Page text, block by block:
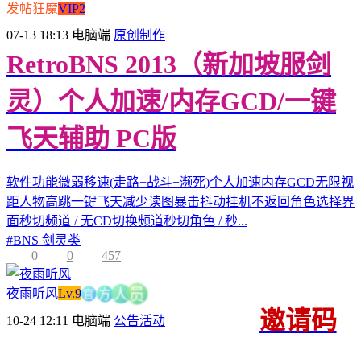
发帖狂魔VIP2
07-13 18:13 电脑端 原创制作
RetroBNS 2013（新加坡服剑
灵）个人加速/内存GCD/一键
飞天辅助 PC版
软件功能微弱移速(走路+战斗+濒死)个人加速内存GCD无限视
距人物高跳一键飞天减少读图暴击抖动挂机不返回角色选择界
面秒切频道 / 无CD切换频道秒切角色 / 秒...
#BNS 剑灵类
0
0 457
夜雨听风Lv.9官 方 人 员
10-24 12:11 电脑端 公告活动
邀请码